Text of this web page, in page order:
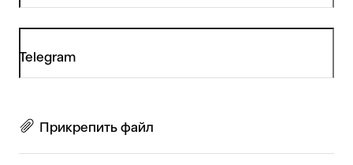
Telegram
Прикрепить файл